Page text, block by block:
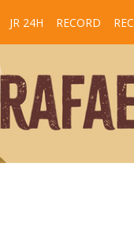
JR 24H RECORD